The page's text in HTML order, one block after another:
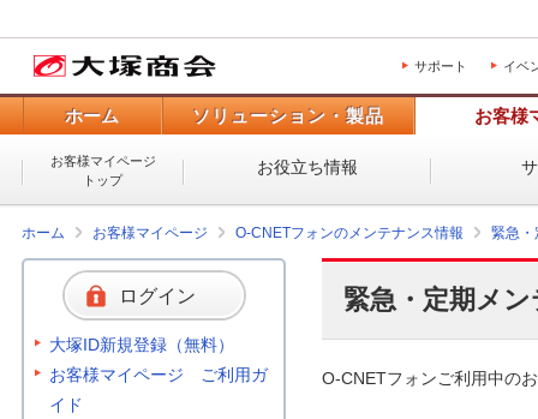
サポート イベ
ホーム ソリューション・製品 お客様
お客様マイページ
トップ
お役立ち情報
ホーム お客様マイページ O-CNETフォンのメンテナンス情報 緊急・
緊急・定期メ
O-CNETフォンご利用中の
ログイン
大塚ID新規登録（無料）
お客様マイページ ご利用ガ
イド